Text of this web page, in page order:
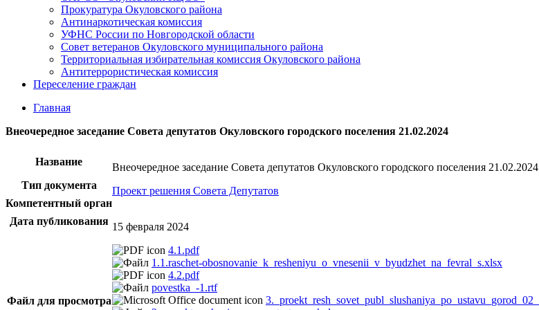
Прокуратура Окуловского района
Антинаркотическая комиссия
УФНС России по Новгородской области
Совет ветеранов Окуловского муниципального района
Территориальная избирательная комиссия Окуловского района
Антитеррористическая комиссия
Переселение граждан
Главная
Внеочередное заседание Совета депутатов Окуловского городского поселения 21.02.2024
Название
Внеочередное заседание Совета депутатов Окуловского городского поселения 21.02.2024
Тип документа
Проект решения Совета Депутатов
Компетентный орган
Дата публикования 15 февраля 2024
Файл для просмотра
4.1.pdf
1.1.raschet-obosnovanie_k_resheniyu_o_vnesenii_v_byudzhet_na_fevral_s.xlsx
4.2.pdf
povestka_-1.rtf